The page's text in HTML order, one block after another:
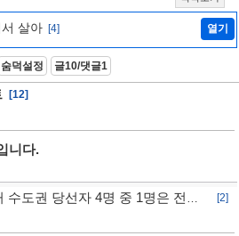
살아 [4] 열기
숨덕설정 글10/댓글1
[12]
니다.
수도권 당선자 4명 중 1명은 전과
[2]